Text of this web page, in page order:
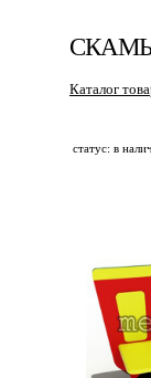
Каталог
статус: в